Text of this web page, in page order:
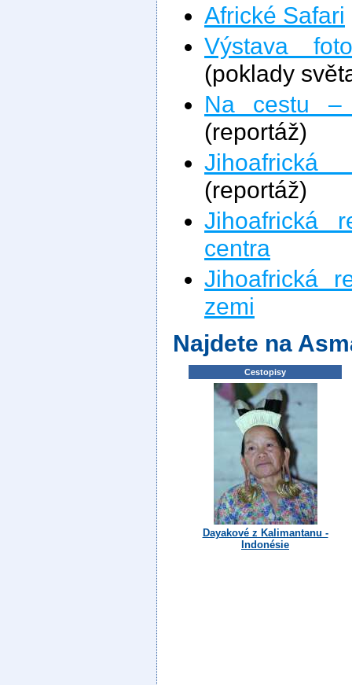
Africké Safari
Výstava
(poklady
Na cestu –
(reportáž)
(reportáž)
Jihoafrická
centra
Jihoafrická
zemi
Najdete na
Cestopisy
Dayakové z Kalimantanu -
Indonésie